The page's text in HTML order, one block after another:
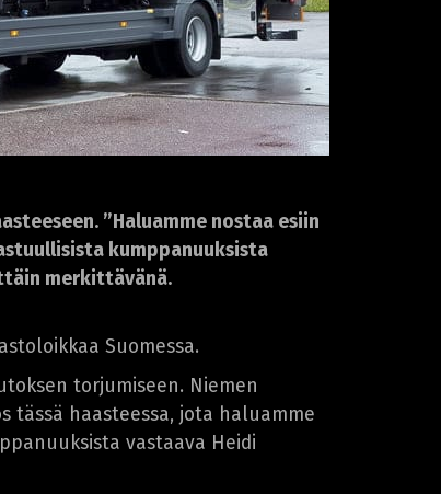
”Haluamme nostaa esiin
kumppanuuksista
merkittävänä.
Suomessa.
torjumiseen. Niemen
tässä haasteessa, jota haluamme
vastaava Heidi